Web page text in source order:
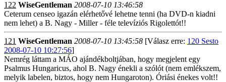
122 WiseGentleman 2008-07-10 13:46:58
Ceterum censeo igazán elérhetővé lehetne tenni (ha DVD-n kiadni
nem lehet) a B. Nagy - Miller - féle televíziós Rigolettót!!
121 WiseGentleman 2008-07-10 13:45:58 [Válasz erre: 120 Sesto
2008-07-10 10:27:56]
Nemrég láttam a MÁO ajándékboltjában, hogy megjelent egy
Psalmus Hungaricus, ahol B. Nagy énekli a szólót (nem emlékszem,
melyik labelen, biztos, hogy nem Hungaroton). Óriási énekes volt!!